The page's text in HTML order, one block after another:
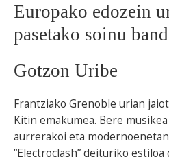
Europako edozein
pasetako soinu
Gotzon Uribe
Frantziako Grenoble urian
Kitin emakumea. Bere
aurrerakoi eta
“Electroclash” deituriko